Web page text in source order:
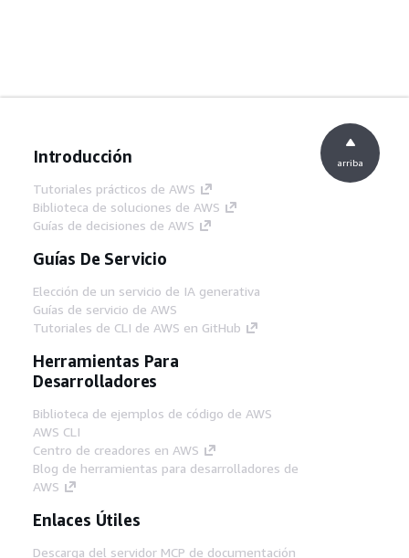
Introducción
Tutoriales prácticos de AWS
Biblioteca de soluciones de AWS
Guías de decisiones de AWS
Guías De Servicio
Elección de un servicio de IA generativa
Guías de servicio de AWS
Tutoriales de CLI de AWS en GitHub
Herramientas Para
Desarrolladores
Biblioteca de ejemplos de código de AWS
AWS CLI
Centro de creadores en AWS
Blog de herramientas para desarrolladores de
AWS
Enlaces Útiles
Descarga del servidor MCP de documentación
arriba